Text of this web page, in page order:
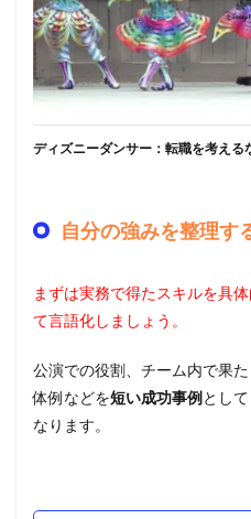
ディズニーダンサー：転職を考える
自分の強みを整理す
まずは実務で得たスキルを具
て言語化しましょう。
公演での役割、チーム内で果
体例などを短い成功事例とし
なります。